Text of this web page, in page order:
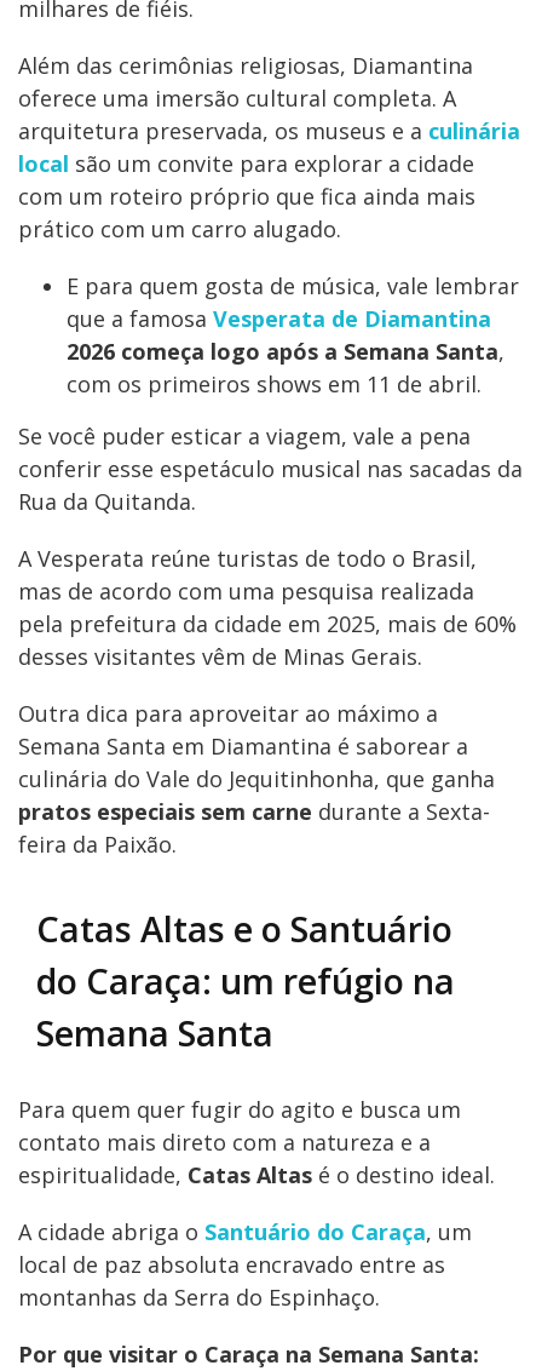
milhares de fiéis.
Além das cerimônias religiosas, Diamantina
oferece uma imersão cultural completa. A
arquitetura preservada, os museus e a culinária
local são um convite para explorar a cidade
com um roteiro próprio que fica ainda mais
prático com um carro alugado.
E para quem gosta de música, vale lembrar
que a famosa Vesperata de Diamantina
2026 começa logo após a Semana Santa,
com os primeiros shows em 11 de abril.
Se você puder esticar a viagem, vale a pena
conferir esse espetáculo musical nas sacadas da
Rua da Quitanda.
A Vesperata reúne turistas de todo o Brasil,
mas de acordo com uma pesquisa realizada
pela prefeitura da cidade em 2025, mais de 60%
desses visitantes vêm de Minas Gerais.
Outra dica para aproveitar ao máximo a
Semana Santa em Diamantina é saborear a
culinária do Vale do Jequitinhonha, que ganha
pratos especiais sem carne durante a Sexta-
feira da Paixão.
Catas Altas e o Santuário
do Caraça: um refúgio na
Semana Santa
Para quem quer fugir do agito e busca um
contato mais direto com a natureza e a
espiritualidade, Catas Altas é o destino ideal.
A cidade abriga o Santuário do Caraça, um
local de paz absoluta encravado entre as
montanhas da Serra do Espinhaço.
Por que visitar o Caraça na Semana Santa: